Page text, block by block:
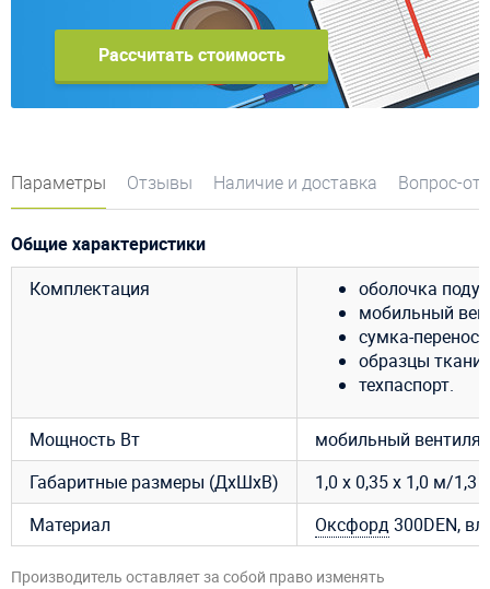
Рассчитать стоимость
Параметры Отзывы Наличие и доставка Вопрос-
Общие характеристики
Комплектация
оболочка
мобильный
сумка-
образцы ткани
техпаспорт.
Мощность Вт
мобильный
Габаритные размеры (ДхШхВ)
1,0 х 0,35 х 1,0 м/1,3
Материал
Оксфорд300DEN,
Производитель оставляет за собой право изменять